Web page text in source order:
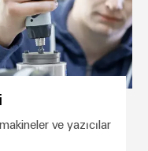
ve yazıcılar